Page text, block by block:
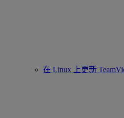
在 Linux 上更新